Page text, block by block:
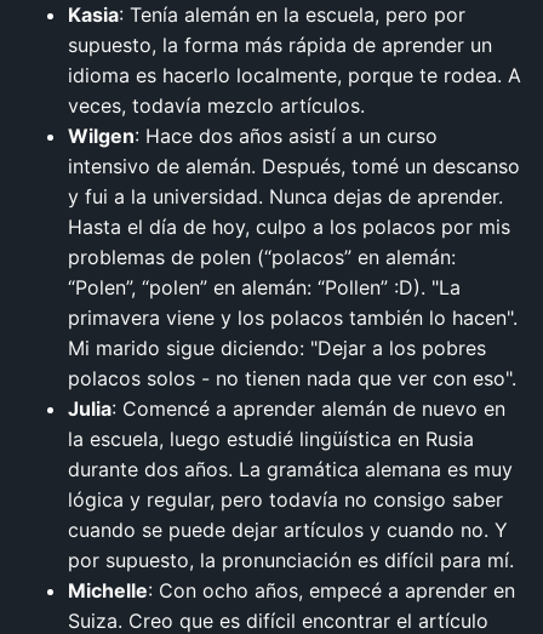
Kasia: Tenía alemán en la escuela, pero por
supuesto, la forma más rápida de aprender un
idioma es hacerlo localmente, porque te rodea. A
veces, todavía mezclo artículos.
Wilgen: Hace dos años asistí a un curso
intensivo de alemán. Después, tomé un descanso
y fui a la universidad. Nunca dejas de aprender.
Hasta el día de hoy, culpo a los polacos por mis
problemas de polen (“polacos” en alemán:
“Polen”, “polen” en alemán: “Pollen” :D). "La
primavera viene y los polacos también lo hacen".
Mi marido sigue diciendo: "Dejar a los pobres
polacos solos - no tienen nada que ver con eso".
Julia: Comencé a aprender alemán de nuevo en
la escuela, luego estudié lingüística en Rusia
durante dos años. La gramática alemana es muy
lógica y regular, pero todavía no consigo saber
cuando se puede dejar artículos y cuando no. Y
por supuesto, la pronunciación es difícil para mí.
Michelle: Con ocho años, empecé a aprender en
Suiza. Creo que es difícil encontrar el artículo